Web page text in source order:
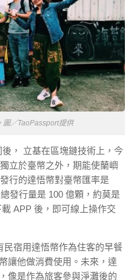
圖／TaoPassport提供
， 立基在區塊鏈技術上，今
立於臺幣之外，期能使蘭嶼
行的達悟幣對臺幣匯率是
發行量是 100 億顆，約莫是
APP 後，即可線上操作交
民宿用達悟幣作為住客的早餐
讓他做消費使用。未來，達
像是作為旅客參與淨灘後的